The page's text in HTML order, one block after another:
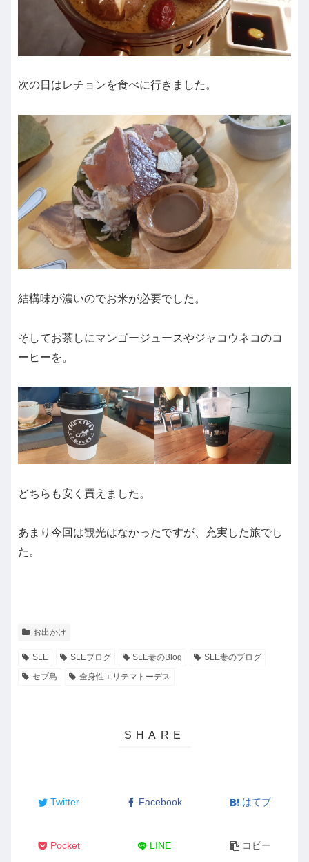
次の日はレチョンを食べに行きました。
結構味が濃いのでお米が必要でした。
そしてお茶しにマンゴージュースやジャコウネコのコ
ーヒーを。
どちらも安く買えました。
あまり今回は観光はなかったですが、充実した旅でし
た。
お出かけ
SLE SLEブログ SLE妻のBlog
SLE妻のブログ
セブ島
全身性エリテマトーデス
Twitter Facebook はてブ
Pocket LINE コピー